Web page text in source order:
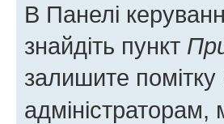
В Панелі
знайдіть пункт
залишите помітку